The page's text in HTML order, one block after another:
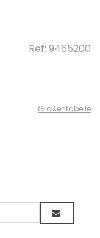
Ref: 9465200
Größentabelle